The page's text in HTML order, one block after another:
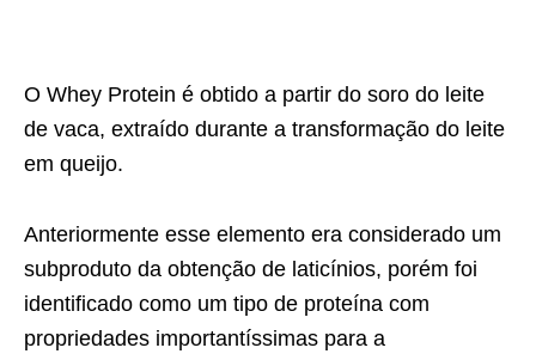
O Whey Protein é obtido a partir do soro do leite
de vaca, extraído durante a transformação do leite
em queijo.
Anteriormente esse elemento era considerado um
subproduto da obtenção de laticínios, porém foi
identificado como um tipo de proteína com
propriedades importantíssimas para a